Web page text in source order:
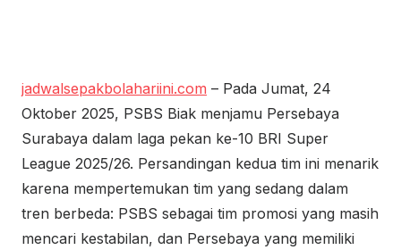
jadwalsepakbolahariini.com – Pada Jumat, 24
Oktober 2025, PSBS Biak menjamu Persebaya
Surabaya dalam laga pekan ke-10 BRI Super
League 2025/26. Persandingan kedua tim ini menarik
karena mempertemukan tim yang sedang dalam
tren berbeda: PSBS sebagai tim promosi yang masih
mencari kestabilan, dan Persebaya yang memiliki